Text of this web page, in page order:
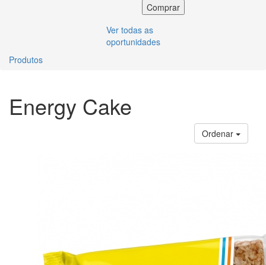
Ver todas as
oportunidades
Produtos
Energy Cake
Ordenar